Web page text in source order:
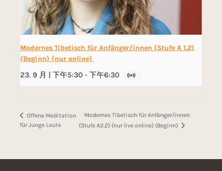
Modernes Tibetisch für Anfänger/innen (Stufe A 1.2)
(Beginn) (nur online)
23. 9 月 | 下午5:30 - 下午6:30
Offene Meditation
für Junge Leute
Modernes Tibetisch für Anfänger/innen
(Stufe A2.2) (nur live online) (Beginn)